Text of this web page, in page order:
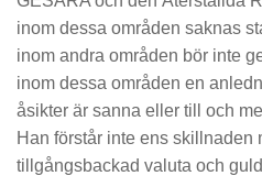
inom dessa områden saknas
inom andra områden bör inte
inom dessa områden en
åsikter är sanna eller till och
Han förstår inte ens skillnaden
tillgångsbackad valuta och